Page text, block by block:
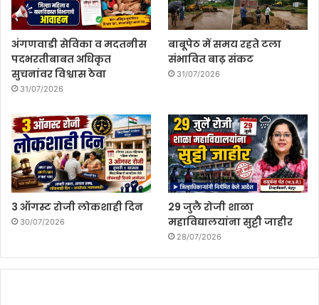
अंगणवाडी सेविका व मदतनीस
पदभरतीबाबत अधिकृत
सुचनांवर विश्वास ठेवा
31/07/2026
बाबूपेठ में समय रहते टला
संभावित बाढ़ संकट
31/07/2026
3 ऑगस्ट रोजी लोकशाही दिन
30/07/2026
29 जुलै रोजी शाळा
महाविद्यालयांना सुट्टी जाहीर
28/07/2026